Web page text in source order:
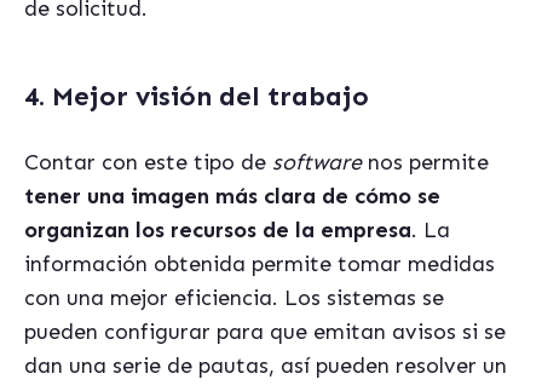
de solicitud.
4. Mejor visión del trabajo
Contar con este tipo de softwarenos permite
tener una imagen más clara de cómo se
organizan los recursos de la empresa. La
información obtenida permite tomar medidas
con una mejor eficiencia. Los sistemas se
pueden configurar para que emitan avisos si se
dan una serie de pautas, así pueden resolver un